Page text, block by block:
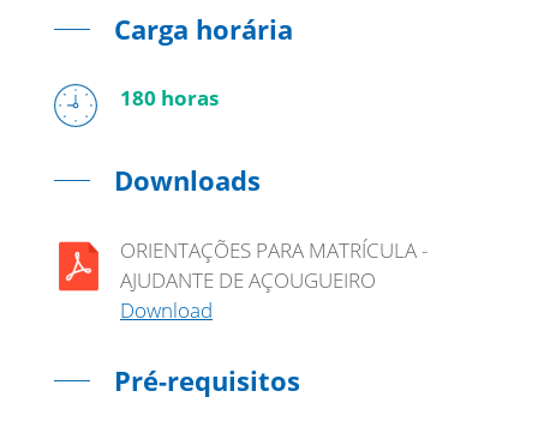
Carga horária
180 horas
Downloads
ORIENTAÇÕES PARA MATRÍCULA -
AJUDANTE DE AÇOUGUEIRO
Download
Pré-requisitos